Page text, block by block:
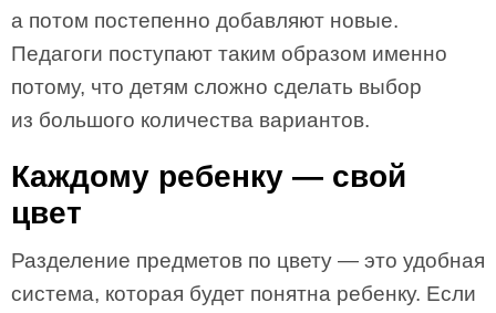
а потом постепенно добавляют новые.
Педагоги поступают таким образом именно
потому, что детям сложно сделать выбор
из большого количества вариантов.
Каждому ребенку — свой
цвет
Разделение предметов по цвету — это удобная
система, которая будет понятна ребенку. Если